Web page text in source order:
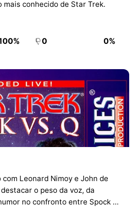
conhecido de Star Trek.
0 0%
Leonard Nimoy e John de
o peso da voz, da
no confronto entre Spock e